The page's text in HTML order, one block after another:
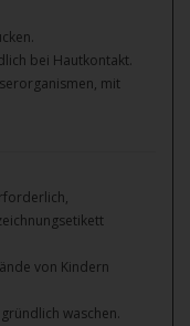
bei Hautkontakt.
mit
von Kindern
waschen.